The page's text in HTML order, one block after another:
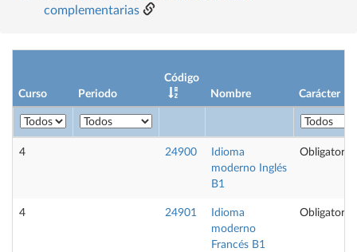
complementarias
Curso Periodo
Código
Nombre
Carácter
4 24900
Idioma
moderno Inglés
B1
Obligatoria
4 24901
Idioma
moderno
Francés B1
Obligatoria